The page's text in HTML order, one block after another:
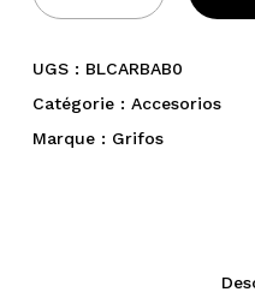
UGS : BLCARBAB0
Catégorie : Accesorios
Marque : Grifos